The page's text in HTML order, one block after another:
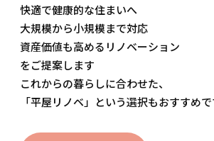
快適で健康的な住まいへ
大規模から小規模まで対応
資産価値も高めるリノベーション
をご提案します
これからの暮らしに合わせた、
「平屋リノベ」という選択もおすすめ